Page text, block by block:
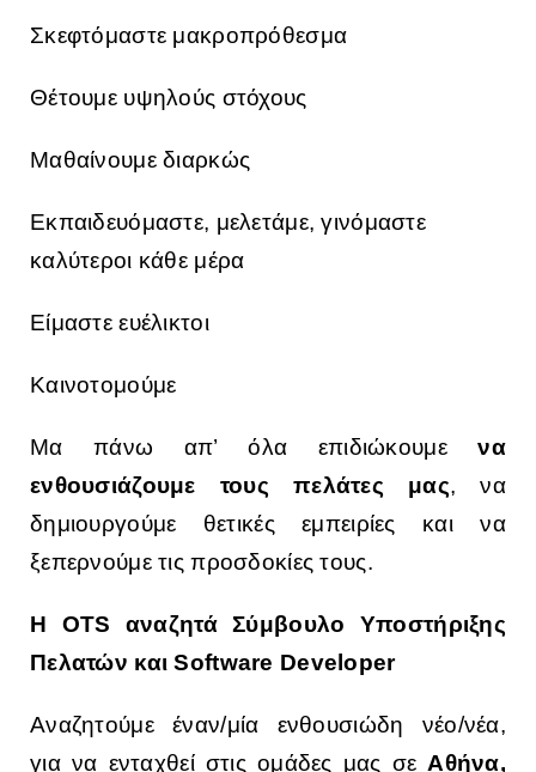
Σκεφτόμαστε μακροπρόθεσμα
Θέτουμε υψηλούς στόχους
Μαθαίνουμε διαρκώς
Εκπαιδευόμαστε, μελετάμε, γινόμαστε
καλύτεροι κάθε μέρα
Είμαστε ευέλικτοι
Καινοτομούμε
Μα πάνω απ’ όλα επιδιώκουμενα
ενθουσιάζουμε τους πελάτες μας, να
δημιουργούμε θετικές εμπειρίες και να
ξεπερνούμε τις προσδοκίες τους.
Η OTS αναζητά Σύμβουλο Υποστήριξης
Πελατών και Software Developer
Αναζητούμε έναν/μία ενθουσιώδη νέο/νέα,
για να ενταχθεί στις ομάδες μας σε Αθήνα,